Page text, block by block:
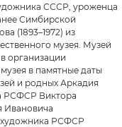
СССР, уроженца
Симбирской
(1893–1972) из
музея. Музей
организации
в памятные даты
и родных Аркадия
РСФСР Виктора
Ивановича
художника РСФСР